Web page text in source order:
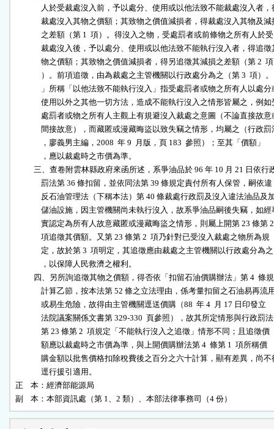
人於受裁處沒入前，予以處分、使用或以他法致不能裁處沒入者，
裁處沒入其物之價額；其致物之價值減損者，得裁處沒入其物及減
              之差額（第 1  項）。得沒入之物，受處罰者或前條物之所有人於受
裁處沒入後，予以處分、使用或以他法致不能執行沒入者，得追徵
              物之價額；其致物之價值減損者，得另追徵其減損之差額（第 2  項
              ）。前項追徵，由為裁處之主管機關以行政處分為之（第 3  項）。
」所稱「以他法致不能執行沒入」指受處罰者或物之所有人以處分
使用以外之其他一切方法，造成不能執行沒入之情形皆屬之，例如
處罰者或物之所有人主觀上有規避沒入裁處之意圖（不論直接故意
間接故意），而藏匿或漫藏晦盜以致失竊之情形，均屬之（行政罰
              ，廖義男主編，2008  年 9  月版，頁 183  參照）；至其「價額」
              ，應以裁處時之市價為準。
三、查卷附雲林縣政府來函所述，系爭油品於 96 年 10 月 21 日依行
              罰法第 36 條扣留，並依同法第 39 條規定責付所有人保管，嗣依違
反石油管理法（下稱本法）第 40 條裁處行政罰及沒入違法油品及
儲油設施，因主管機關尚未執行沒入，故系爭油品嗣後失竊，如經
              實認定為所有人故意藏匿或漫藏晦盜之情形，則屬上開第 23 條第 2
              項追徵其價額。又第 23 條第 2  項乃針對已受沒入裁處之物所為規
              定，故於第 3  項明定，其追徵應由裁處之主管機關以行政處分為之
              ，以保障人民救濟之權利。
四、另所詢追徵其物之價額，得否依「扣留石油價購辦法」第 4  條
計算乙節，按本法第 52 條之立法理由，係考量扣留之石油易再流
              或易生危險，故得由主管機關逕送價購（88  年 4  月 17 日印發立
              法院議案關係文書第 329-330  頁參照），故其所定情形與行政罰法
              第 23 條第 2  項規定「不能執行沒入之追徵」情形不同；且追徵價
              額應以裁處時之市價為準，與上開價購辦法第 4  條第 1  項所稱價
購金額以批售價格扣除稅費後之百分之六十計算，顯有差異，尚不
              逕行援引適用。
正    本：經濟部能源局
副    本：本部資訊處（第 1、2 類）、本部法律事務司（4 份）